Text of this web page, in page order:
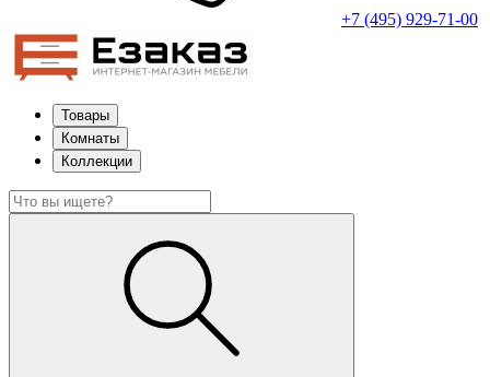
+7 (495) 929-71-00
Товары
Комнаты
Коллекции